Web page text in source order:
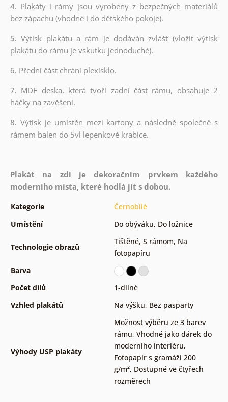
4. Plakáty i rámy jsou vyrobeny z bezpečných materiálů
bez zápachu (vhodné i do dětského pokoje).
5.Výtisk plakátu a rám je dodáván zvlášť (vložit výtisk
plakátu do rámu je vskutku jednoduché).
6. Přední část chrání plexisklo.
7. MDF deska, která tvoří zadní část rámu, obsahuje 2
háčky na zavěšení.
8. Výtisk je umístěn mezi kartony a následně společně s
rámem balen do 5vl lepenkové krabice.
Plakát na zdi je dekoračním prvkem každého
moderního místa, které hodlá jít s dobou.
Kategorie
Černobílé
Umístění
Do obýváku, Do ložnice
Technologie obrazů
Tištěné, S rámom, Na
fotopapíru
Barva
Počet dílů
1-dílné
Vzhled plakátů
Na výšku, Bez pasparty
Výhody USP plakáty
Možnost výběru ze 3 barev
rámu, Vhodné jako dárek do
moderního interiéru,
Fotopapír s gramáží 200
g/m², Dostupné ve čtyřech
rozměrech